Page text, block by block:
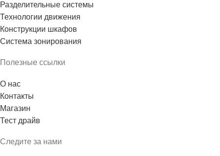
Разделительные системы
Технологии движения
Конструкции шкафов
Система зонирования
Полезные ссылки
О нас
Контакты
Магазин
Тест драйв
Следите за нами